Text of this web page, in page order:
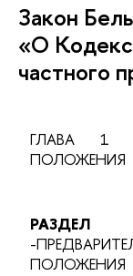
Закон
«О
частного
ГЛАВА 1
ПОЛОЖЕНИЯ
-
ПОЛОЖЕНИЯ